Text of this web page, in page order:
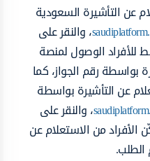
عن التأشيرة السعودية
، والنقر على
للأفراد الوصول لمنصة
بواسطة رقم الجواز، كما
عن التأشيرة بواسطة
، والنقر على
الأفراد من الاستعلام عن